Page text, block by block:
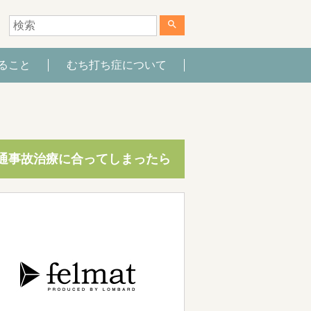
search
こと むち打ち症について
事故治療に合ってしまったら